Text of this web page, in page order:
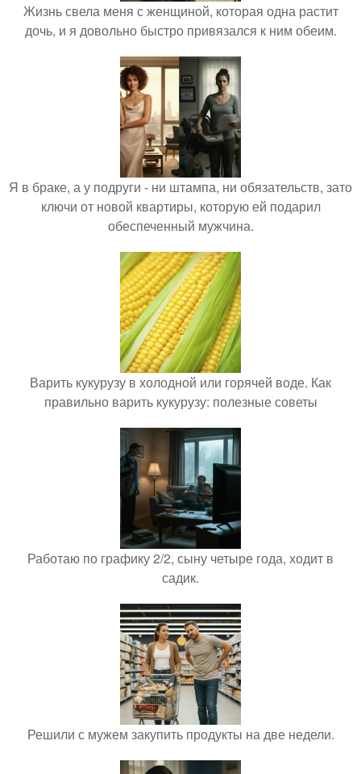
Жизнь свела меня с женщиной, которая одна растит
дочь, и я довольно быстро привязался к ним обеим.
Я в браке, а у подруги - ни штампа, ни обязательств, зато
ключи от новой квартиры, которую ей подарил
обеспеченный мужчина.
Варить кукурузу в холодной или горячей воде. Как
правильно варить кукурузу: полезные советы
Работаю по графику 2/2, сыну четыре года, ходит в
садик.
Решили с мужем закупить продукты на две недели.